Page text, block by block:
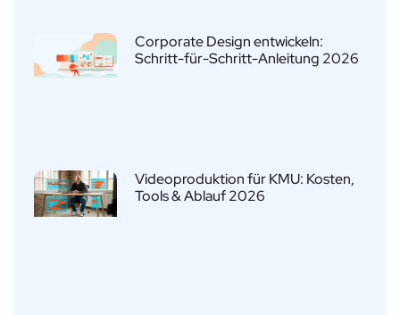
Corporate Design entwickeln:
Schritt-für-Schritt-Anleitung 2026
Videoproduktion für KMU: Kosten,
Tools & Ablauf 2026